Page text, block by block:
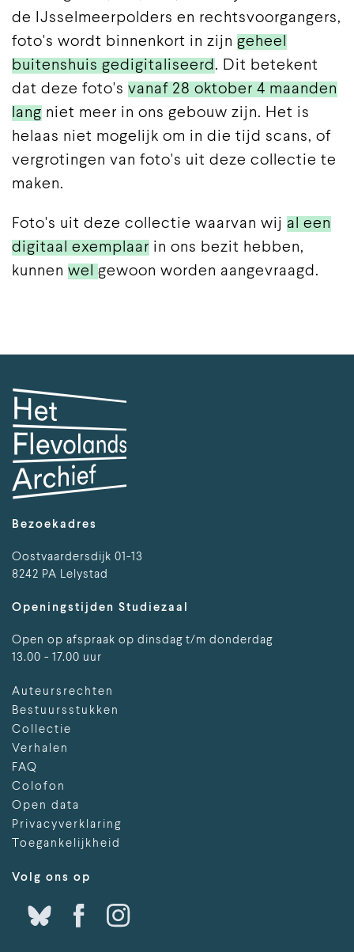
de IJsselmeerpolders en rechtsvoorgangers,
foto's wordt binnenkort in zijn geheel
buitenshuis gedigitaliseerd . Dit betekent
dat deze foto's vanaf 28 oktober 4 maanden
lang niet meer in ons gebouw zijn. Het is
helaas niet mogelijk om in die tijd scans, of
vergrotingen van foto's uit deze collectie te
maken.
Foto's uit deze collectie waarvan wij al een
digitaal exemplaar in ons bezit hebben,
kunnen wel gewoon worden aangevraagd.
Bezoekadres
Oostvaardersdijk 01-13
8242 PA Lelystad
Openingstijden Studiezaal
Open op afspraak op dinsdag t/m donderdag
13.00 - 17.00 uur
Auteursrechten
Bestuursstukken
Collectie
Verhalen
FAQ
Colofon
Open data
Privacyverklaring
Toegankelijkheid
Volg ons op